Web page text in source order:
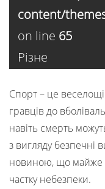
content/
on line 65
Різне
Спорт – це веселощі
гравців до
навіть смерть
з вигляду безпечні
новиною, що майже
частку небезпеки.